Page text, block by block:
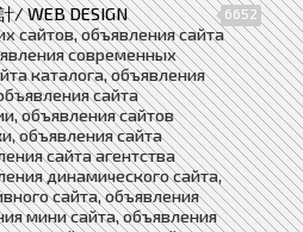
WEB DESIGN
6652
сайтов, объявления сайта
современных
каталога, объявления
сайта
объявления сайтов
объявления сайта
сайта агентства
динамического сайта,
сайта, объявления
мини сайта, объявления